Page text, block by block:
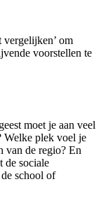
vergelijken’ om
voorstellen te
moet je aan veel
Welke plek voel je
van de regio? En
de sociale
school of